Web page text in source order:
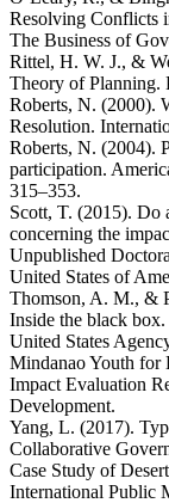
Resolving Conflicts
The Business of
Rittel, H. W. J., &
Theory of Planning.
Roberts, N. (2000).
Resolution.
Roberts, N. (2004).
participation.
315–353.
Scott, T. (2015). Do
concerning the
Unpublished
United States of
Thomson, A. M., &
Inside the black
United States
Mindanao Youth
Impact Evaluation
Development.
Yang, L. (2017).
Collaborative
Case Study of
International Public